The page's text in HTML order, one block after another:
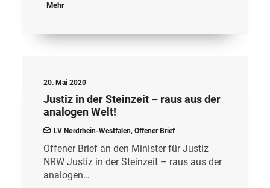
Mehr
20. Mai 2020
Justiz in der Steinzeit – raus aus der
analogen Welt!
LV Nordrhein-Westfalen, Offener Brief
Offener Brief an den Minister für Justiz
NRW Justiz in der Steinzeit – raus aus der
analogen…